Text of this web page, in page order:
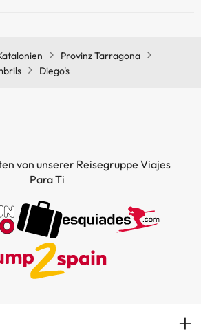
Provinz Tarragona
Diego's
von unserer Reisegruppe Viajes
Para Ti